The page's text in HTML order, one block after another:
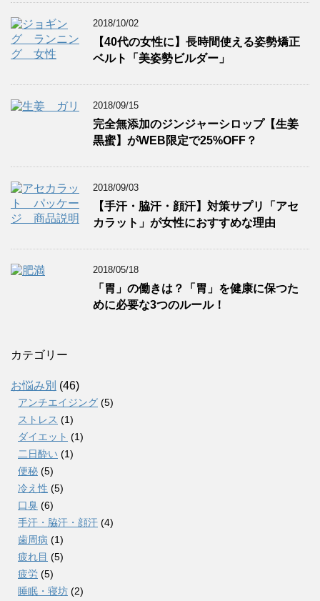
2018/10/02
【40代の女性に】長時間使える姿勢矯正
ベルト「美姿勢ビルダー」
2018/09/15
完全無添加のジンジャーシロップ【生姜
黒蜜】がWEB限定で25%OFF？
2018/09/03
【手汗・脇汗・顔汗】対策サプリ「アセ
カラット」が女性におすすめな理由
2018/05/18
「胃」の働きは？「胃」を健康に保つた
めに必要な3つのルール！
カテゴリー
お悩み別 (46)
アンチエイジング (5)
ストレス (1)
ダイエット (1)
二日酔い (1)
便秘 (5)
冷え性 (5)
口臭 (6)
手汗・脇汗・顔汗 (4)
歯周病 (1)
疲れ目 (5)
疲労 (5)
睡眠・寝坊 (2)